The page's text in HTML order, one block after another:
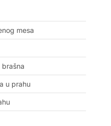
mesa
u prahu